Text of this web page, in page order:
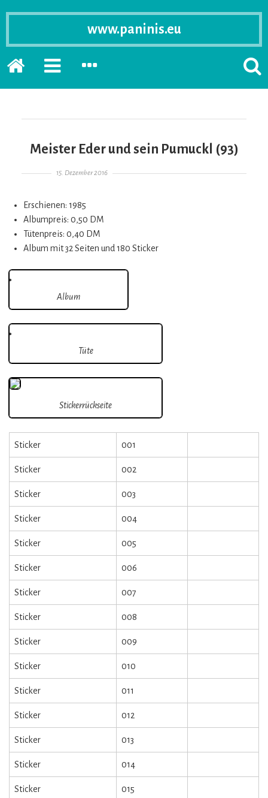
www.paninis.eu
Startseite
PRIMÄRE
ERWEITERN
SEKUNDÄRE
ERWEITERN
Meister Eder und sein Pumuckl (93)
Gepostet am
15. Dezember 2016
Erschienen: 1985
Albumpreis: 0,50 DM
Tütenpreis: 0,40 DM
Album mit 32 Seiten und 180 Sticker
Album
Tüte
Stickerrückseite
Sticker 001
Sticker 002
Sticker 003
Sticker 004
Sticker 005
Sticker 006
Sticker 007
Sticker 008
Sticker 009
Sticker 010
Sticker 011
Sticker 012
Sticker 013
Sticker 014
Sticker 015